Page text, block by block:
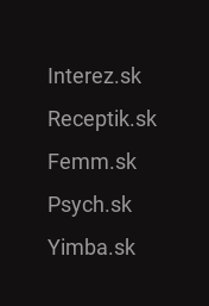
Interez.sk
Receptik.sk
Femm.sk
Psych.sk
Yimba.sk